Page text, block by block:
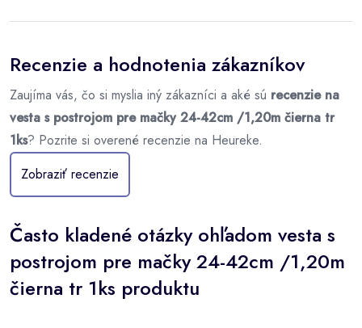
Recenzie a hodnotenia zákazníkov
Zaujíma vás, čo si myslia iný zákazníci a aké sú recenzie na
vesta s postrojom pre mačky 24-42cm /1,20m čierna tr
1ks? Pozrite si overené recenzie na Heureke.
Zobraziť recenzie
Často kladené otázky ohľadom vesta s
postrojom pre mačky 24-42cm /1,20m
čierna tr 1ks produktu